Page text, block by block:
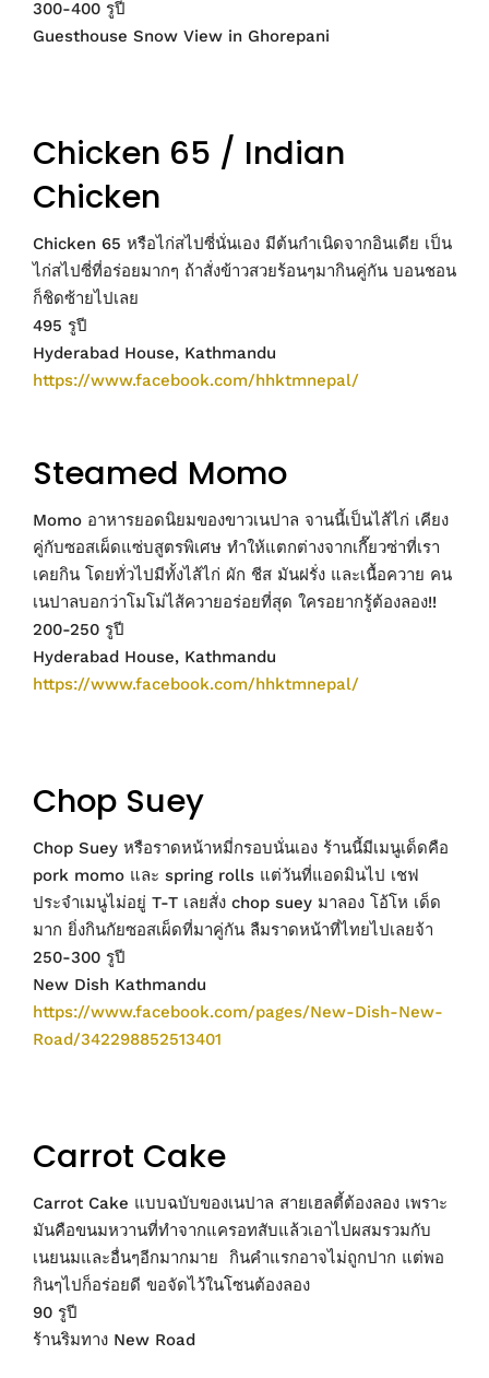
300-400 รูปี
Guesthouse Snow View in Ghorepani
Chicken 65 / Indian
Chicken
Chicken 65 หรือไก่สไปซี่นั่นเอง มีต้นกำเนิดจากอินเดีย เป็น
ไก่สไปซี่ที่อร่อยมากๆ ถ้าสั่งข้าวสวยร้อนๆมากินคู่กัน บอนชอน
ก็ชิดซ้ายไปเลย
495 รูปี
Hyderabad House, Kathmandu
https://www.facebook.com/hhktmnepal/
Steamed Momo
Momo อาหารยอดนิยมของขาวเนปาล จานนี้เป็นไส้ไก่ เคียง
คู่กับซอสเผ็ดแซ่บสูตรพิเศษ ทำให้แตกต่างจากเกี๊ยวซ่าที่เรา
เคยกิน โดยทั่วไปมีทั้งไส้ไก่ ผัก ชีส มันฝรั่ง และเนื้อควาย คน
เนปาลบอกว่าโมโม่ไส้ควายอร่อยที่สุด ใครอยากรู้ต้องลอง!!
200-250 รูปี
Hyderabad House, Kathmandu
https://www.facebook.com/hhktmnepal/
Chop Suey
Chop Suey หรือราดหน้าหมี่กรอบนั่นเอง ร้านนี้มีเมนูเด็ดคือ
pork momo และ spring rolls แต่วันที่แอดมินไป เชฟ
ประจำเมนูไม่อยู่ T-T เลยสั่ง chop suey มาลอง โอ้โห เด็ด
มาก ยิ่งกินกัยซอสเผ็ดที่มาคู่กัน ลืมราดหน้าที่ไทยไปเลยจ้า
250-300 รูปี
New Dish Kathmandu
https://www.facebook.com/pages/New-Dish-New-
Road/342298852513401
Carrot Cake
Carrot Cake แบบฉบับของเนปาล สายเฮลตี้ต้องลอง เพราะ
มันคือขนมหวานที่ทำจากแครอทสับแล้วเอาไปผสมรวมกับ
เนยนมและอื่นๆอีกมากมาย กินคำแรกอาจไม่ถูกปาก แต่พอ
กินๆไปก็อร่อยดี ขอจัดไว้ในโซนต้องลอง
90 รูปี
ร้านริมทาง New Road